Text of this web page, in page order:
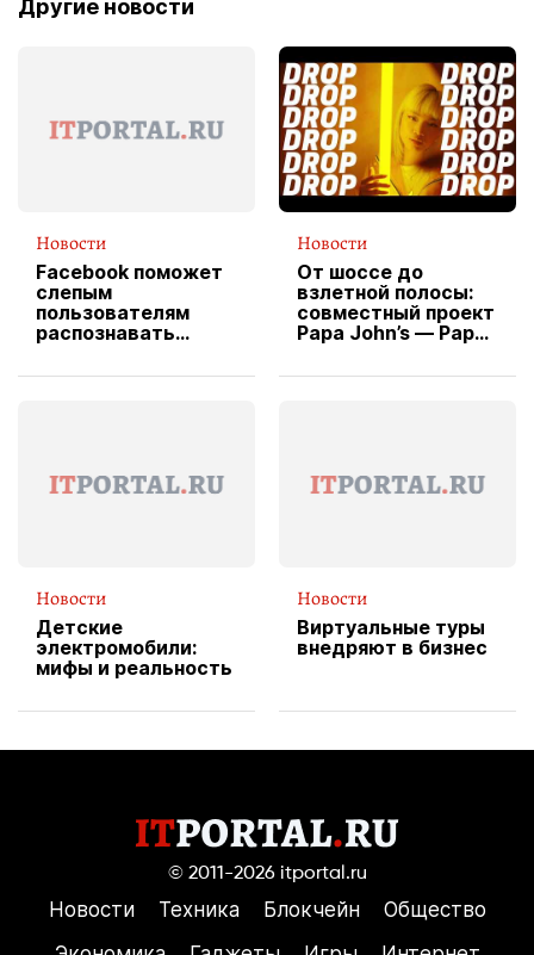
Другие новости
Новости
Facebook поможет
слепым
пользователям
распознавать
Новости
От шоссе до
взлетной полосы:
совместный проект
Papa John’s — Papa
вводит
Новости
Детские
электромобили:
мифы и реальность
Новости
Виртуальные туры
внедряют в бизнес
© 2011-2026 itportal.ru
Новости Техника Блокчейн
Общество